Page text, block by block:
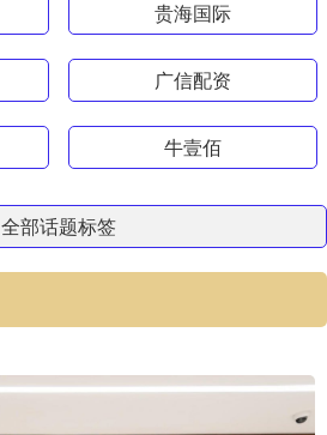
贵海国际
广信配资
牛壹佰
全部话题标签